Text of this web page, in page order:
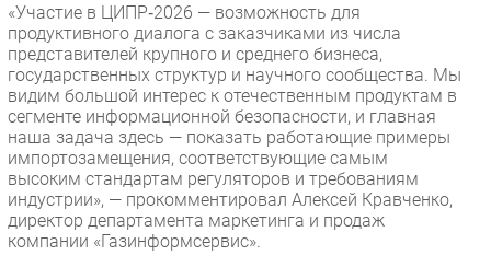
«Участие в ЦИПР‑2026 — возможность для
продуктивного диалога с заказчиками из числа
представителей крупного и среднего бизнеса,
государственных структур и научного сообщества. Мы
видим большой интерес к отечественным продуктам в
сегменте информационной безопасности, и главная
наша задача здесь — показать работающие примеры
импортозамещения, соответствующие самым
высоким стандартам регуляторов и требованиям
индустрии», — прокомментировал Алексей Кравченко,
директор департамента маркетинга и продаж
компании «Газинформсервис».